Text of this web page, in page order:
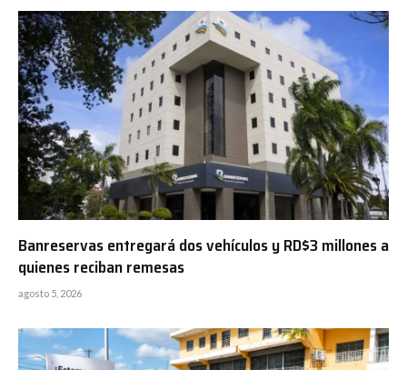
Banreservas entregará dos vehículos y RD$3 millones a
quienes reciban remesas
agosto 5, 2026